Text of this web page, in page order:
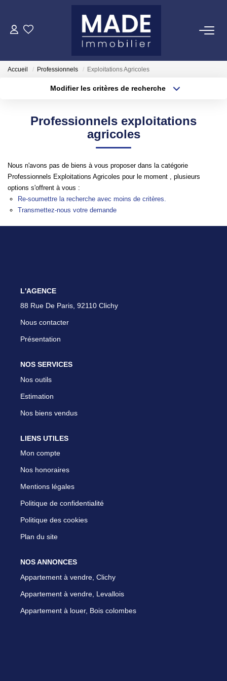
FAIRE GÉRER
NOTRE AGENCE
Notre Équipe
Nous Rejoindre
Accueil Professionnels Exploitations Agricoles
Modifier les critères de recherche
Type de bien
Professionnels exploitations
agricoles
Nous n'avons pas de biens à vous proposer dans la catégorie
Professionnels Exploitations Agricoles pour le moment , plusieurs
options s'offrent à vous :
Re-soumettre la recherche avec moins de critères.
Transmettez-nous votre demande
L'AGENCE
88 Rue De Paris, 92110 Clichy
Nous contacter
Présentation
NOS SERVICES
Nos outils
Estimation
Nos biens vendus
LIENS UTILES
Mon compte
Nos honoraires
Mentions légales
Politique de confidentialité
Politique des cookies
Plan du site
NOS ANNONCES
Appartement à vendre, Clichy
Appartement à vendre, Levallois
Appartement à louer, Bois colombes